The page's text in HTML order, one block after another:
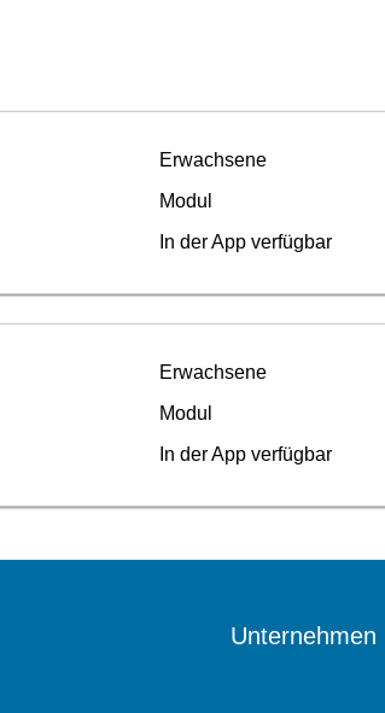
Erwachsene
Modul
In der App verfügbar
Erwachsene
Modul
In der App verfügbar
Unternehmen